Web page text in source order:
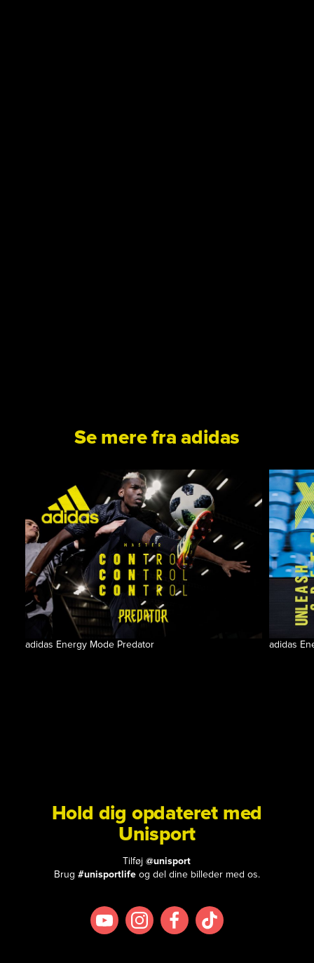
Se mere fra adidas
adidas Energy Mode Predator adidas
Hold dig opdateret med
Unisport
Tilføj@unisport
Brug #unisportlifeog del dine billeder med os.